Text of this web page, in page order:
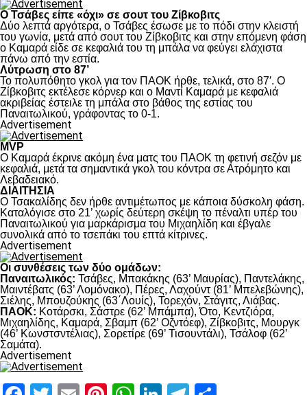
Ο Τσάβες είπε «όχι» σε σουτ του Ζίβκοβιτς
Δύο λεπτά αργότερα, ο Τσάβες έσωσε με το πόδι στην κλειστή
του γωνία, μετά από σουτ του Ζίβκοβιτς και στην επόμενη φάση
ο Καμαρά είδε σε κεφαλιά του τη μπάλα να φεύγει ελάχιστα
πάνω από την εστία.
Λύτρωση στο 87’
Το πολυπόθητο γκολ για τον ΠΑΟΚ ήρθε, τελικά, στο 87′. Ο
Ζίβκοβιτς εκτέλεσε κόρνερ και ο Μαντί Καμαρά με κεφαλιά
ακριβείας έστειλε τη μπάλα στο βάθος της εστίας του
Παναιτωλικού, γράφοντας το 0-1.
Advertisement
MVP
Ο Καμαρά έκρινε ακόμη ένα ματς του ΠΑΟΚ τη φετινή σεζόν με
κεφαλιά, μετά τα σημαντικά γκολ του κόντρα σε Ατρόμητο και
Λεβαδειακό.
ΔΙΑΙΤΗΣΙΑ
Ο Τσακαλίδης δεν ήρθε αντιμέτωπος με κάποια δύσκολη φάση.
Καταλόγισε στο 21’ χωρίς δεύτερη σκέψη το πέναλτι υπέρ του
Παναιτωλικού για μαρκάρισμα του Μιχαηλίδη και έβγαλε
συνολικά από το τσεπάκι του επτά κίτρινες.
Advertisement
Οι συνθέσεις των δύο ομάδων:
Παναιτωλικός: Τσάβες, Μπακάκης (63’ Μαυρίας), Παντελάκης,
Μαιντέβατς (63’ Λομόνακο), Πέρες, Λαχούντ (81’ Μπελεβώνης),
Σιέλης, Μπουζούκης (63΄Λουίς), Τορεχόν, Στάγιτς, Λιάβας.
ΠΑΟΚ: Κοτάρσκι, Σάστρε (62’ Μπάμπα), Ότο, Κεντζιόρα,
Μιχαηλίδης, Καμαρά, Σβαμπ (62’ Οζντόεφ), Ζίβκοβιτς, Μουργκ
(46’ Κωνστσντέλιας), Σορετίρε (69’ Τισουντάλι), Τσάλοφ (62’
Σαμάτα).
Advertisement